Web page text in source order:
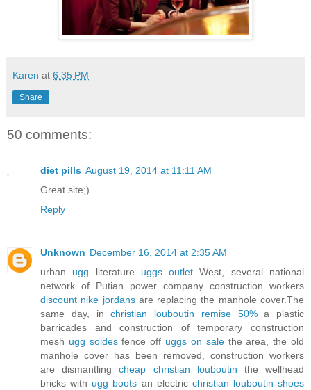
Karen at 6:35 PM
Share
50 comments:
diet pills August 19, 2014 at 11:11 AM
Great site;)
Reply
Unknown December 16, 2014 at 2:35 AM
urban ugg literature uggs outlet West, several national
network of Putian power company construction workers
discount nike jordansare replacing the manhole cover.The
same day, inchristian louboutin remise 50%a plastic
barricades and construction of temporary construction
mesh ugg soldesfence off uggs on salethe area, the old
manhole cover has been removed, construction workers
are dismantlingcheap christian louboutin the wellhead
bricks with ugg boots an electric christian louboutin shoes